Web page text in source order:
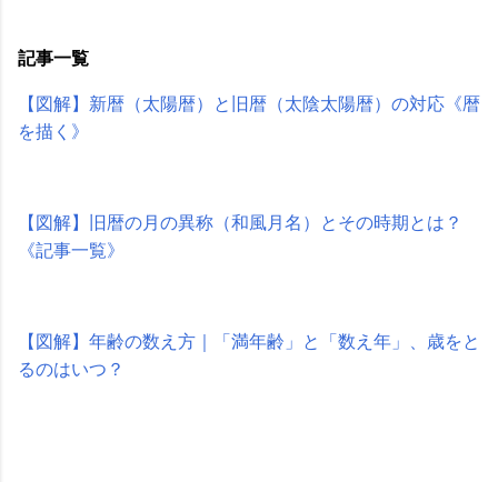
記事一覧
【図解】新暦（太陽暦）と旧暦（太陰太陽暦）の対応《暦
を描く》
【図解】旧暦の月の異称（和風月名）とその時期とは？
《記事一覧》
【図解】年齢の数え方｜「満年齢」と「数え年」、歳をと
るのはいつ？